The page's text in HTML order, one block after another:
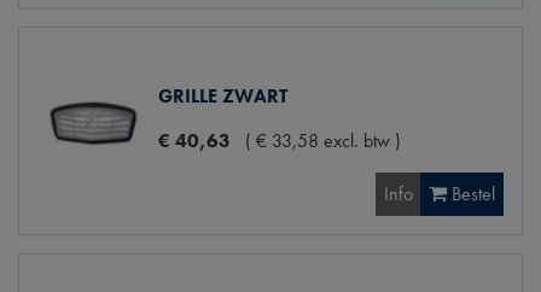
GRILLE ZWART
€ 40,63 ( € 33,58 excl. btw )
Info Bestel